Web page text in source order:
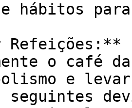
de hábitos
Refeições:**
o café
e
seguintes